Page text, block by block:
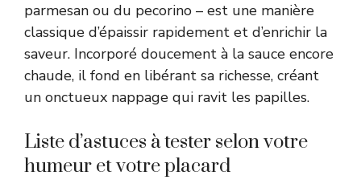
parmesan ou du pecorino – est une manière
classique d’épaissir rapidement et d’enrichir la
saveur. Incorporé doucement à la sauce encore
chaude, il fond en libérant sa richesse, créant
un onctueux nappage qui ravit les papilles.
Liste d’astuces à tester selon votre
humeur et votre placard